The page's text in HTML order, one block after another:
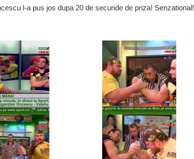
l-a pus jos dupa 20 de secunde de priza! Senzational!